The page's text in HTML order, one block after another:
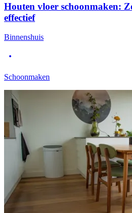
Houten vloer schoonmaken:
effectief
Binnenshuis
Schoonmaken